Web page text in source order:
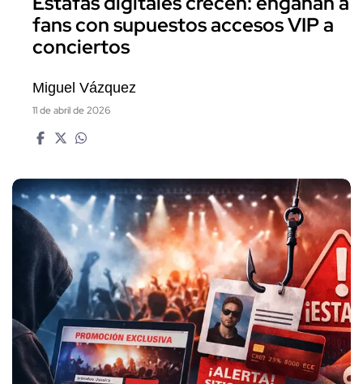
fans con supuestos accesos VIP a
conciertos
Miguel Vázquez
11 de abril de 2026